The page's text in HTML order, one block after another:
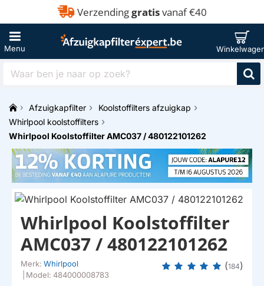
Verzendinggratisvanaf €40
Waar
naar
op
zoek?
h
m
e
Afzuigkapfilter
Koolstoffilters afzuigkap
Whirlpool koolstoffilters
Whirlpool Koolstoffilter AMC037 / 480122101262
Whirlpool Koolstoffilter
AMC037 / 480122101262
Merk: Whirlpool
Model: 484000008783
(184)